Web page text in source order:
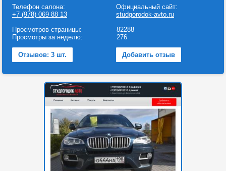
Телефон салона:
+7 (978) 069 88 13
Официальный сайт:
studgorodok-avto.ru
Просмотров страницы:
Просмотры за неделю:
82288
276
Отзывов: 3 шт. Добавить отзыв